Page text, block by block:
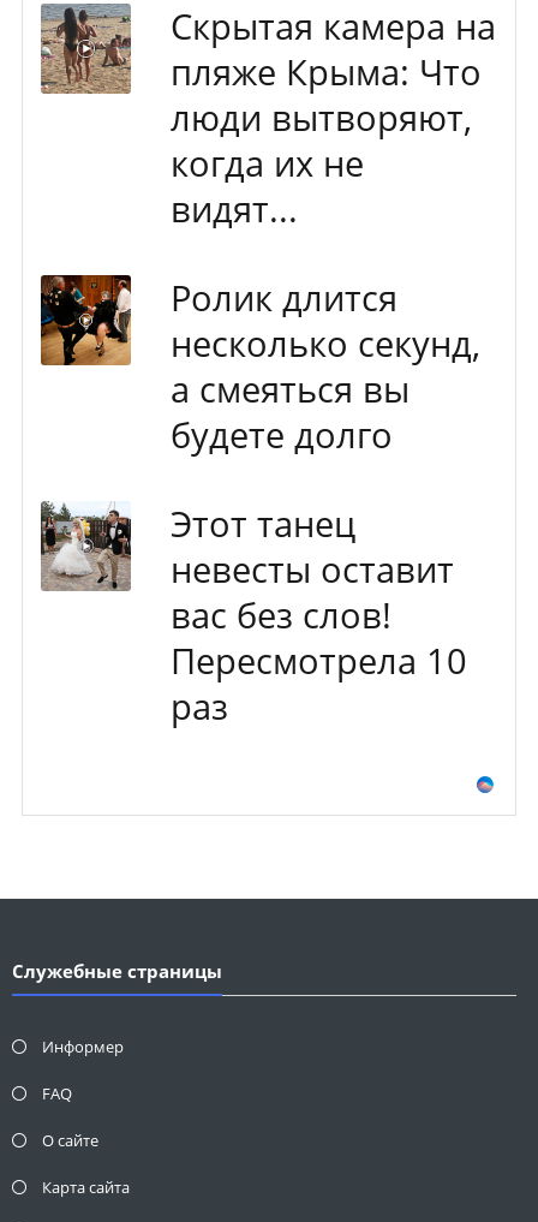
Скрытая камера на
пляже Крыма: Что
люди вытворяют,
когда их не
видят...
Ролик длится
несколько секунд,
а смеяться вы
будете долго
Этот танец
невесты оставит
вас без слов!
Пересмотрела 10
раз
Служебные страницы
Информер
FAQ
О сайте
Карта сайта